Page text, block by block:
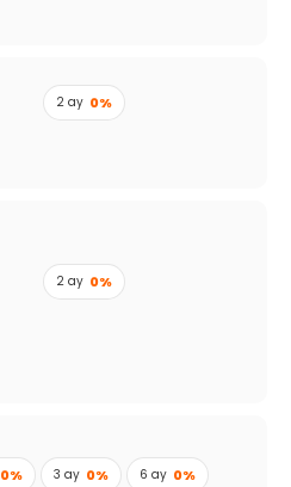
2 ay 0%
2 ay 0%
0% 3 ay 0% 6 ay 0%